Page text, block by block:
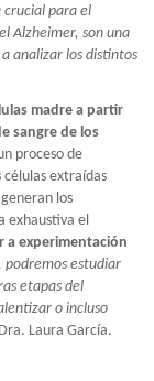
para el
Alzheimer, son una
analizar los distintos
madre a partir
sangre de los
proceso de
células extraídas
los
exhaustiva el
a experimentación
podremos estudiar
etapas del
o incluso
Laura García.